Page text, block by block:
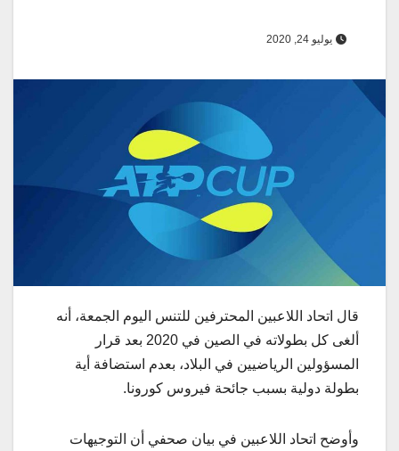
يوليو 24, 2020
قال اتحاد اللاعبين المحترفين للتنس اليوم الجمعة، أنه
ألغى كل بطولاته في الصين في 2020 بعد قرار
المسؤولين الرياضيين في البلاد، بعدم استضافة أية
بطولة دولية بسبب جائحة فيروس كورونا.
وأوضح اتحاد اللاعبين في بيان صحفي أن التوجيهات